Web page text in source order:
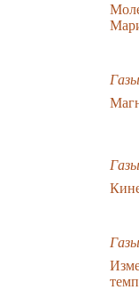
Газы
Газы
Газы